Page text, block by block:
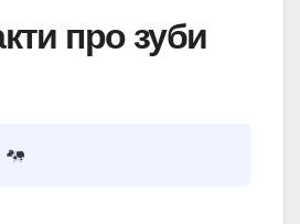
про зуби